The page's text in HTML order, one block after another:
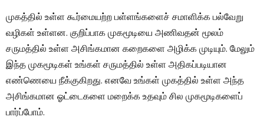
முகத்தில் உள்ள கூர்மையற்ற பள்ளங்களைச் சமாளிக்க பல்வேறு
வழிகள் உள்ளன. குறிப்பாக முகமூடியை அணிவதன் மூலம்
சருமத்தில் உள்ள அசிங்கமான கறைகளை அழிக்க முடியும். மேலும்
இந்த முகமூடிகள் உங்கள் சருமத்தில் உள்ள அதிகப்படியான
எண்ணெயை நீக்குகிறது. எனவே உங்கள் முகத்தில் உள்ள அந்த
அசிங்கமான ஓட்டைகளை மறைக்க உதவும் சில முகமூடிகளைப்
பார்ப்போம்.